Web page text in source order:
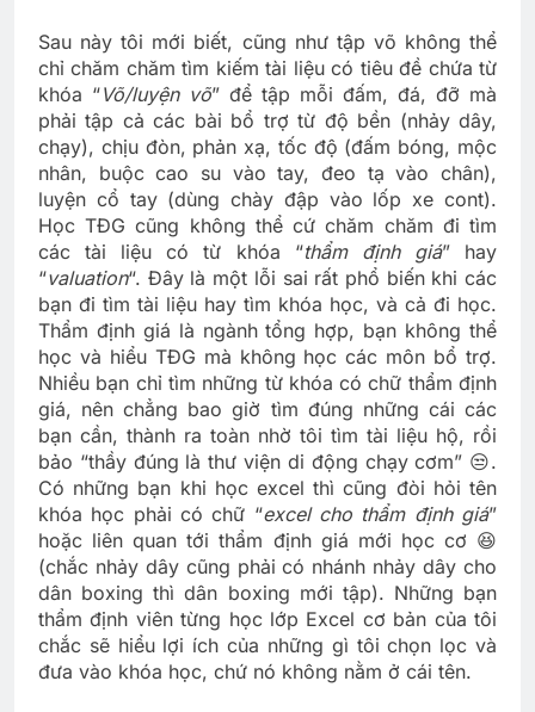
Sau này tôi mới biết, cũng như tập võ không thể
chỉ chăm chăm tìm kiếm tài liệu có tiêu đề chứa từ
khóa “Võ/luyện võ” để tập mỗi đấm, đá, đỡ mà
phải tập cả các bài bổ trợ từ độ bền (nhảy dây,
chạy), chịu đòn, phản xạ, tốc độ (đấm bóng, mộc
nhân, buộc cao su vào tay, đeo tạ vào chân),
luyện cổ tay (dùng chày đập vào lốp xe cont).
Học TĐG cũng không thể cứ chăm chăm đi tìm
các tài liệu có từ khóa “thẩm định giá” hay
“valuation“. Đây là một lỗi sai rất phổ biến khi các
bạn đi tìm tài liệu hay tìm khóa học, và cả đi học.
Thẩm định giá là ngành tổng hợp, bạn không thể
học và hiểu TĐG mà không học các môn bổ trợ.
Nhiều bạn chỉ tìm những từ khóa có chữ thẩm định
giá, nên chẳng bao giờ tìm đúng những cái các
bạn cần, thành ra toàn nhờ tôi tìm tài liệu hộ, rồi
bảo “thầy đúng là thư viện di động chạy cơm” 😒.
Có những bạn khi học excel thì cũng đòi hỏi tên
khóa học phải có chữ “excel cho thẩm định giá”
hoặc liên quan tới thẩm định giá mới học cơ 😆
(chắc nhảy dây cũng phải có nhánh nhảy dây cho
dân boxing thì dân boxing mới tập). Những bạn
thẩm định viên từng học lớp Excel cơ bản của tôi
chắc sẽ hiểu lợi ích của những gì tôi chọn lọc và
đưa vào khóa học, chứ nó không nằm ở cái tên.